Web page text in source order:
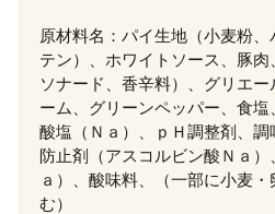
原材料名：パイ生地（小麦粉
テン）、ホワイトソース、豚
ソナード、香辛料）、グリエ
ーム、グリーンペッパー、食
酸塩（Ｎａ）、ｐＨ調整剤、
防止剤（アスコルビン酸Ｎａ）
ａ）、酸味料、（一部に小麦
む）